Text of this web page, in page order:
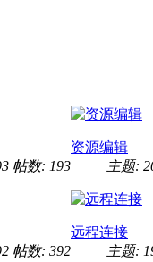
帖数: 193
资源编辑
主题:
帖数: 392
远程连接
主题: